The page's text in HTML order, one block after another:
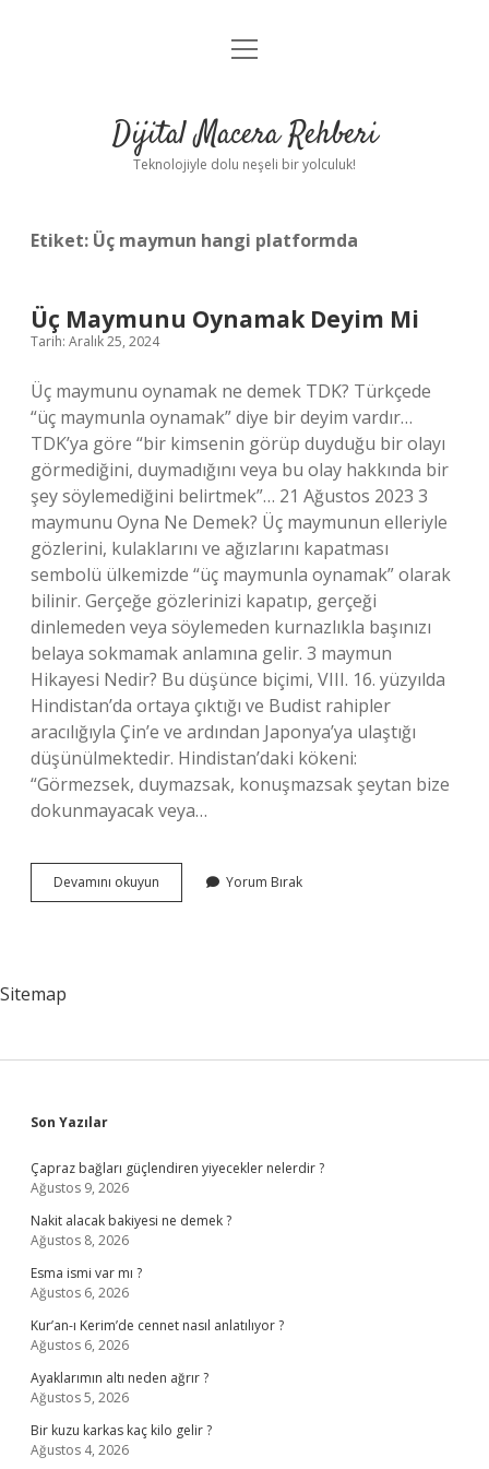
Anasayfa
Yasal Uyarı
menüyü
Dijital Macera Rehberi
Teknolojiyle dolu neşeli bir yolculuk!
Etiket: Üç maymun hangi platformda
Üç Maymunu Oynamak Deyim Mi
Tarih: Aralık 25, 2024
Üç maymunu oynamak ne demek TDK? Türkçede
“üç maymunla oynamak” diye bir deyim vardır…
TDK’ya göre “bir kimsenin görüp duyduğu bir olayı
görmediğini, duymadığını veya bu olay hakkında bir
şey söylemediğini belirtmek”… 21 Ağustos 2023 3
maymunu Oyna Ne Demek? Üç maymunun elleriyle
gözlerini, kulaklarını ve ağızlarını kapatması
sembolü ülkemizde “üç maymunla oynamak” olarak
bilinir. Gerçeğe gözlerinizi kapatıp, gerçeği
dinlemeden veya söylemeden kurnazlıkla başınızı
belaya sokmamak anlamına gelir. 3 maymun
Hikayesi Nedir? Bu düşünce biçimi, VIII. 16. yüzyılda
Hindistan’da ortaya çıktığı ve Budist rahipler
aracılığıyla Çin’e ve ardından Japonya’ya ulaştığı
düşünülmektedir. Hindistan’daki kökeni:
“Görmezsek, duymazsak, konuşmazsak şeytan bize
dokunmayacak veya…
Devamını okuyun
Maymunu
Yorum Bırak
Sitemap
Sidebar
Son Yazılar
Çapraz bağları güçlendiren yiyecekler nelerdir ?
Ağustos 9, 2026
Nakit alacak bakiyesi ne demek ?
Ağustos 8, 2026
Esma ismi var mı ?
Ağustos 6, 2026
Kur’an-ı Kerim’de cennet nasıl anlatılıyor ?
Ağustos 6, 2026
Ayaklarımın altı neden ağrır ?
Ağustos 5, 2026
Bir kuzu karkas kaç kilo gelir ?
Ağustos 4, 2026